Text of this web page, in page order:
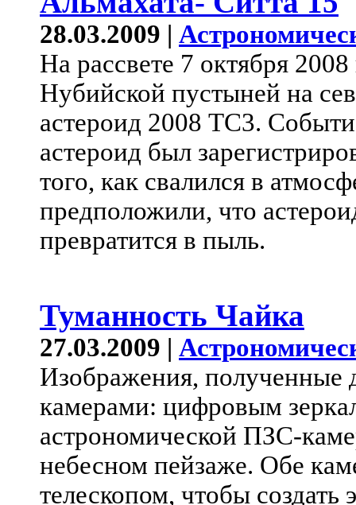
28.03.2009 |
На рассвете 7 октября
Нубийской пустыней на
астероид 2008 TC3.
астероид был
того, как свалился в
предположили, что
превратится в пыль.
Туманность Чайка
27.03.2009 |
Изображения, полученные
камерами: цифровым
астрономической ПЗС-
небесном пейзаже. Обе
телескопом, чтобы создать